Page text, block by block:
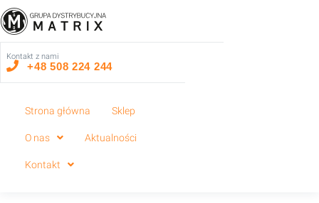
Strona główna Sklep
O nas Aktualności
Kontakt
Kontakt z nami
+48 508 224 244